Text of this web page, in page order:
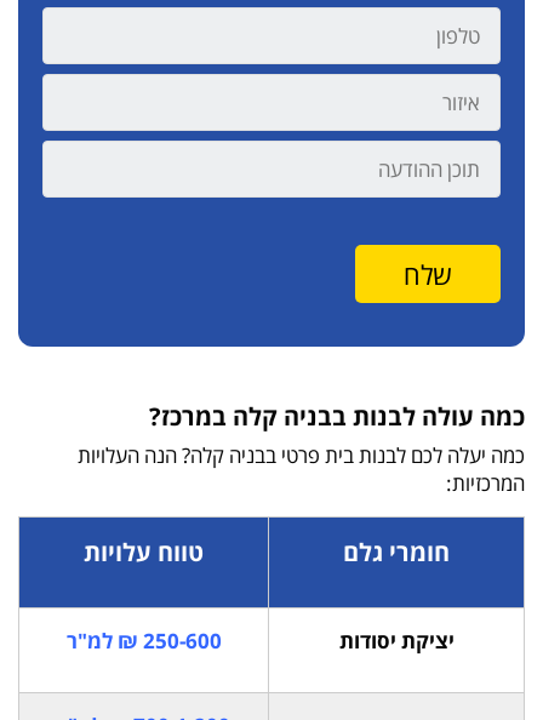
כמה עולה לבנות בבניה קלה במרכז?
כמה יעלה לכם לבנות בית פרטי בבניה קלה? הנה העלויות
המרכזיות:
חומרי גלם טווח עלויות
יציקת יסודות 250-600 ₪ למ"ר